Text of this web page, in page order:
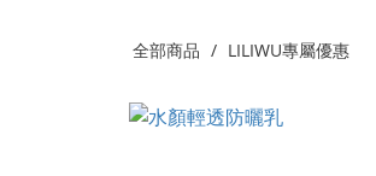
全部商品 LILIWU專屬優惠